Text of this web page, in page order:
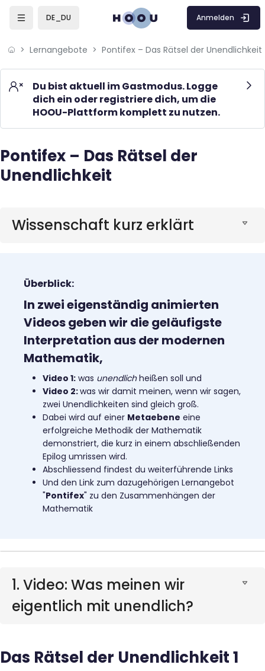
Skip to sidebar navigation menu
Skip to mobile navigation menu
DE_DU Anmelden
Lernangebote Pontifex – Das Rätsel der Unendlichkeit
Du bist aktuell im Gastmodus. Logge
dich ein oder registriere dich, um die
HOOU-Plattform komplett zu nutzen.
Blöcke
Pontifex – Das Rätsel der
Unendlichkeit
Blöcke
Wissenschaft kurz erklärt
Überblick:
In zwei eigenständig animierten
Videos geben wir die geläufigste
Interpretation aus der modernen
Mathematik,
Video 1: was unendlichheißen soll und
Video 2:was wir damit meinen, wenn wir sagen,
zwei Unendlichkeiten sind gleich groß.
Dabei wird auf einer Metaebene eine
erfolgreiche Methodik der Mathematik
demonstriert, die kurz in einem abschließenden
Epilog umrissen wird.
Abschliessend findest du weiterführende Links
Und den Link zum dazugehörigen Lernangebot
"Pontifex" zu den Zusammenhängen der
Mathematik
1. Video: Was meinen wir
eigentlich mit unendlich?
Das Rätsel der Unendlichkeit 1